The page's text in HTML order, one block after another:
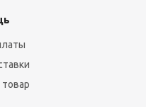
товар